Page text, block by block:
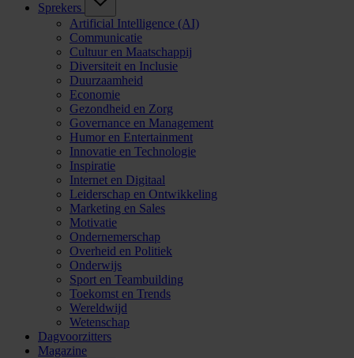
Sprekers
Artificial Intelligence (AI)
Communicatie
Cultuur en Maatschappij
Diversiteit en Inclusie
Duurzaamheid
Economie
Gezondheid en Zorg
Governance en Management
Humor en Entertainment
Innovatie en Technologie
Inspiratie
Internet en Digitaal
Leiderschap en Ontwikkeling
Marketing en Sales
Motivatie
Ondernemerschap
Overheid en Politiek
Onderwijs
Sport en Teambuilding
Toekomst en Trends
Wereldwijd
Wetenschap
Dagvoorzitters
Magazine